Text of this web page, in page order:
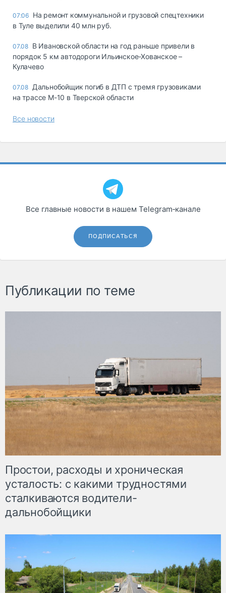
07:06 На ремонт коммунальной и грузовой спецтехники
в Туле выделили 40 млн руб.
07.08 В Ивановской области на год раньше привели в
порядок 5 км автодороги Ильинское-Хованское –
Кулачево
07.08 Дальнобойщик погиб в ДТП с тремя грузовиками
на трассе М-10 в Тверской области
Все новости
Все главные новости в нашем Telegram‑канале
ПОДПИСАТЬСЯ
Публикации по теме
Простои, расходы и хроническая
усталость: с какими трудностями
сталкиваются водители-
дальнобойщики